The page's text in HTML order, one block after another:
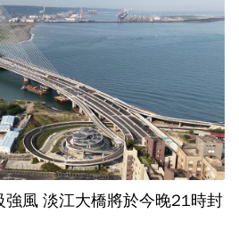
強風 淡江大橋將於今晚21時封